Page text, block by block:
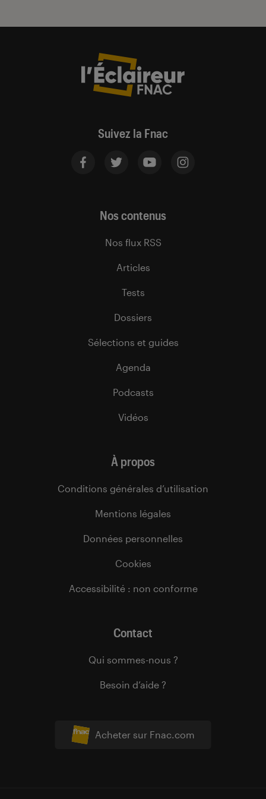
Suivez la Fnac
Acheter sur Fnac.com
Nos contenus
Nos flux RSS
Articles
Tests
Dossiers
Sélections et guides
Agenda
Podcasts
Vidéos
À propos
Conditions générales d’utilisation
Mentions légales
Données personnelles
Cookies
Accessibilité : non conforme
Contact
Qui sommes-nous ?
Besoin d’aide ?